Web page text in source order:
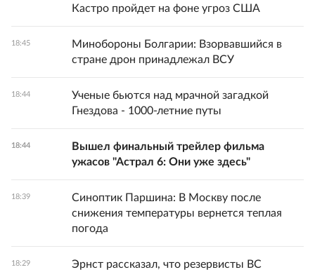
Кастро пройдет на фоне угроз США
18:45
Минобороны Болгарии: Взорвавшийся в
стране дрон принадлежал ВСУ
18:44
Ученые бьются над мрачной загадкой
Гнездова - 1000-летние путы
18:44
Вышел финальный трейлер фильма
ужасов "Астрал 6: Они уже здесь"
18:39
Синоптик Паршина: В Москву после
снижения температуры вернется теплая
погода
18:29
Эрнст рассказал, что резервисты ВС